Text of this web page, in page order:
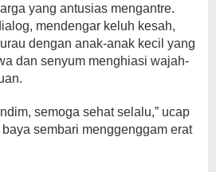
yang antusias mengantre.
mendengar keluh kesah,
dengan anak-anak kecil yang
dan senyum menghiasi wajah-
semoga sehat selalu,” ucap
sembari menggenggam erat